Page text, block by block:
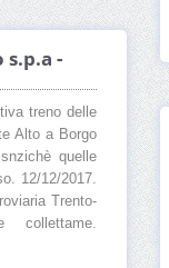
-
treno delle
Alto a Borgo
quelle
12/12/2017.
Trento-
collettame.